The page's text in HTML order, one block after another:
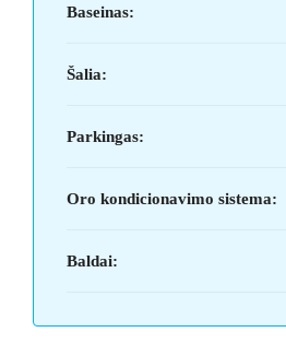
Baseinas:
Šalia:
Parkingas:
Oro kondicionavimo sistema:
Baldai: